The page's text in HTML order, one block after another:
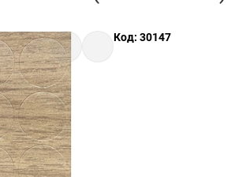
Код: 30147